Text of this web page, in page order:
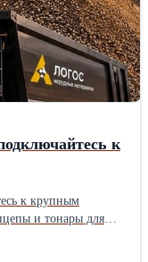
Ширина: 140 см
к
к крупным
и тонары для
сотрудничество.